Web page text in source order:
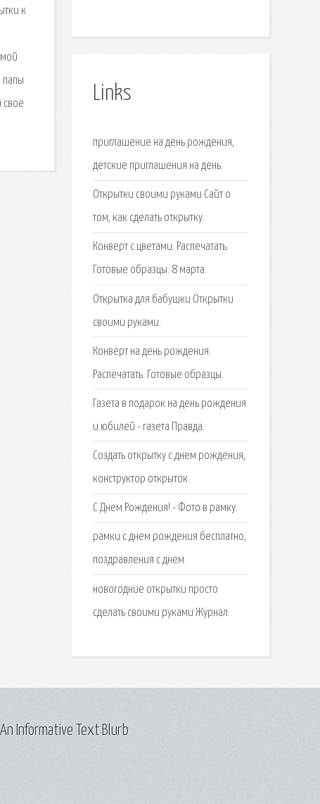
к
папы
свое
Links
приглашение на день рождения,
детские приглашения на день.
Открытки своими руками Сайт о
том, как сделать открытку.
Конверт с цветами. Распечатать.
Готовые образцы. 8 марта.
Открытка для бабушки Открытки
своими руками.
Конверт на день рождения.
Распечатать. Готовые образцы.
Газета в подарок на день рождения
и юбилей - газета Правда.
Создать открытку с днем рождения,
конструктор открыток.
С Днем Рождения! - Фото в рамку.
рамки с днем рождения бесплатно,
поздравления с днем.
новогодние открытки просто
сделать своими руками Журнал.
An Informative Text Blurb